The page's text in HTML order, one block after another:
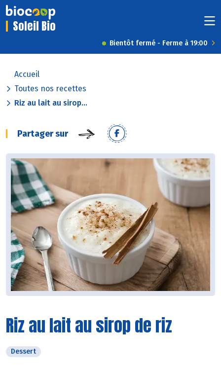
Soleil Bio
Bientôt fermé - Ferme à 19:00
Accueil
Toutes nos recettes
Riz au lait au sirop...
Partager sur
Riz au lait au sirop de riz
Dessert